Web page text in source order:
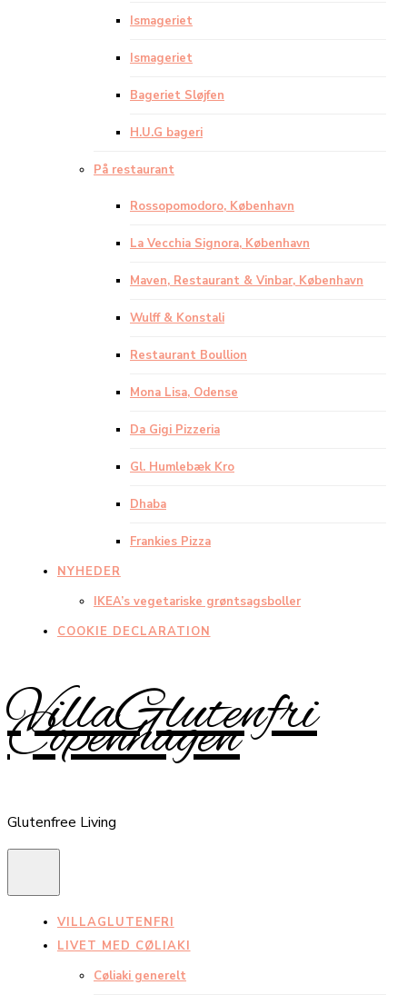
Ismageriet
Ismageriet
Bageriet Sløjfen
H.U.G bageri
På restaurant
Rossopomodoro, København
La Vecchia Signora, København
Maven, Restaurant & Vinbar, København
Wulff & Konstali
Restaurant Boullion
Mona Lisa, Odense
Da Gigi Pizzeria
Gl. Humlebæk Kro
Dhaba
Frankies Pizza
NYHEDER
IKEA’s vegetariske grøntsagsboller
COOKIE DECLARATION
VillaGlutenfri
Copenhagen
Glutenfree Living
VILLAGLUTENFRI
LIVET MED CØLIAKI
Cøliaki generelt